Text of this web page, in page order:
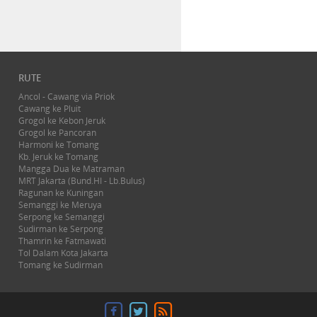
RUTE
Ancol - Cawang via Priok
Cawang ke Pluit
Grogol ke Kebon Jeruk
Grogol ke Pancoran
Harmoni ke Tomang
Kb. Jeruk ke Tomang
Mangga Dua ke Matraman
MRT Jakarta (Bund.HI - Lb.Bulus)
Ragunan ke Kuningan
Semanggi ke Meruya
Serpong ke Semanggi
Sudirman ke Serpong
Thamrin ke Fatmawati
Tol Dalam Kota Jakarta
Tomang ke Sudirman